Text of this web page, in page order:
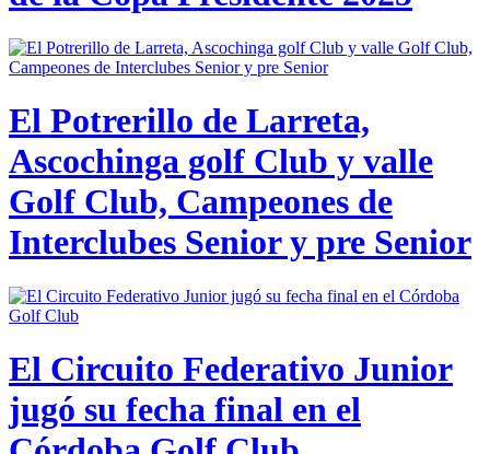
El Potrerillo de Larreta,
Ascochinga golf Club y valle
Golf Club, Campeones de
Interclubes Senior y pre Senior
El Circuito Federativo Junior
jugó su fecha final en el